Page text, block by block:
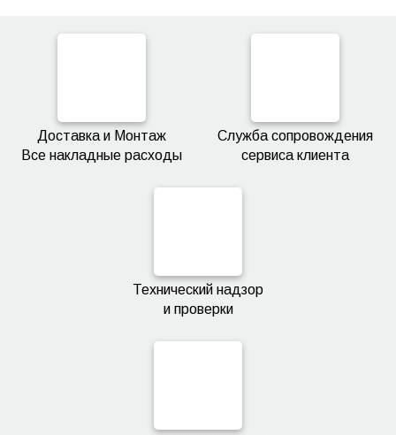
Доставка и Монтаж
Все накладные расходы
Служба сопровождения
сервиса клиента
Технический надзор
и проверки